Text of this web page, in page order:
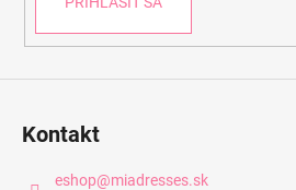
Kontakt
eshop@miadresses.sk